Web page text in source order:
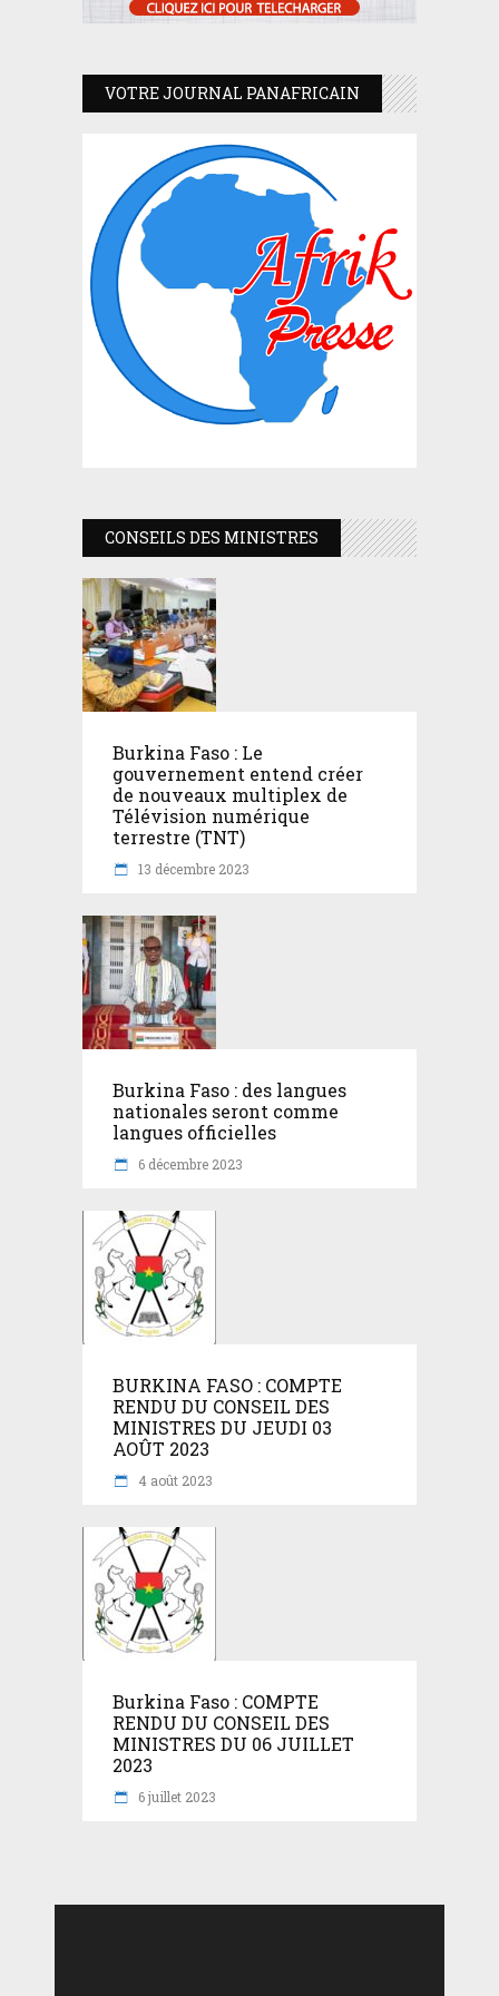
VOTRE JOURNAL PANAFRICAIN
CONSEILS DES MINISTRES
Burkina Faso : Le
gouvernement entend créer
de nouveaux multiplex de
Télévision numérique
terrestre (TNT)
13 décembre 2023
Burkina Faso : des langues
nationales seront comme
langues officielles
6 décembre 2023
BURKINA FASO : COMPTE
RENDU DU CONSEIL DES
MINISTRES DU JEUDI 03
AOÛT 2023
4 août 2023
Burkina Faso : COMPTE
RENDU DU CONSEIL DES
MINISTRES DU 06 JUILLET
2023
6 juillet 2023